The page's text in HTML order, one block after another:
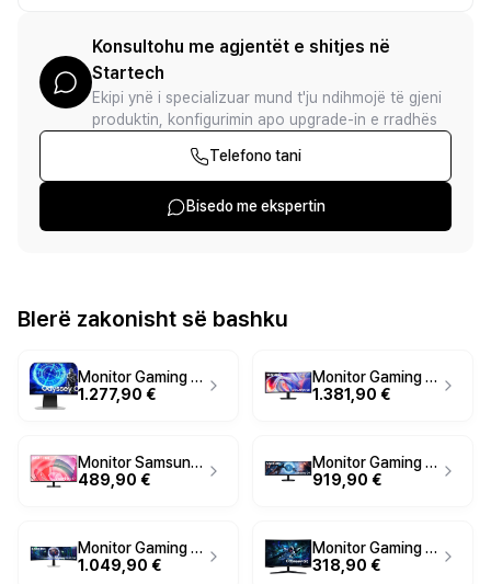
Konsultohu me agjentët e shitjes në
Startech
Ekipi ynë i specializuar mund t'ju ndihmojë të gjeni
produktin, konfigurimin apo upgrade-in e rradhës
Telefono tani
Bisedo me ekspertin
Blerë zakonisht së bashku
Monitor Gaming Samsung Odyssey OLED G9 G95SD LS49DG950SUXDU / 49" / DQHD OLED Curved / 240Hz / 0.03ms / HDMI+DisplayPort+USB-C - Argjend
1.277,90 €
Monitor Gaming Samsung ViewFinity S8 S85TH / 40" / 5K2K WUHD VA Curved / 144Hz / 4ms / Thunderbolt+HDMI+DP+USB - Zezë
1.381,90 €
Monitor Samsung ViewFinity S70D / 37" / 4K UHD VA / 60Hz / 5ms / HDMI+DisplayPort - Zezë
489,90 €
Monitor Gaming Samsung G91F / 49" / Dual QHD LCD Super Ultra Wide / 144Hz / 1ms / HDMI+DP+USB - Zezë
919,90 €
Monitor Gaming Samsung Odyssey OLED G9 G93SD / 49" / Dual QHD OLED Curved / 240Hz / 0.03ms / HDMI+DP - Argjend
1.049,90 €
Monitor Gaming Samsung Odyssey G5 S32CG552EU / 32" / QHD VA Curved / 165Hz / 1ms / HDMI+DP - Zezë
318,90 €